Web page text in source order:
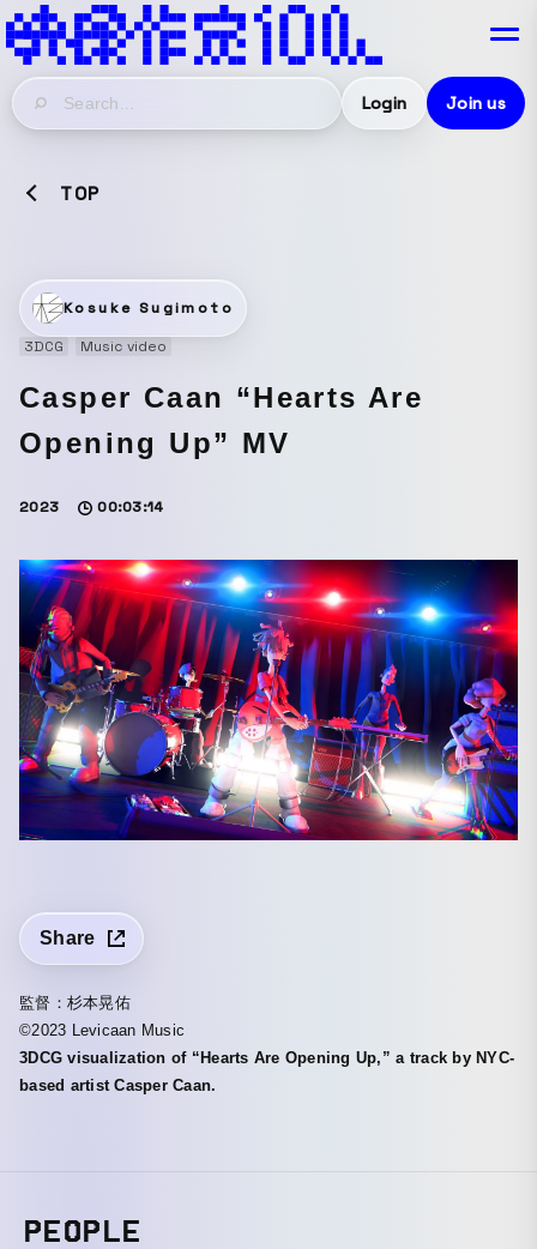
Login Join us
TOP
Kosuke Sugimoto
3DCG
Music video
Casper Caan “Hearts Are
Opening Up” MV
2023 00:03:14
Share
監督：杉本晃佑
©2023 Levicaan Music
3DCG visualization of “Hearts Are Opening Up,” a track by NYC-
based artist Casper Caan.
PEOPLE